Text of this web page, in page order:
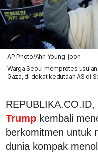
AP Photo/Ahn Young-joon
Warga Seoul memprotes
Gaza, di dekat kedutaan AS di
REPUBLIKA.CO.ID,
Trump kembali
berkomitmen untuk
dunia kompak